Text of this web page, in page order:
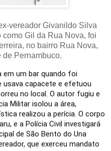
vereador Givanildo Silva
Gil da Rua Nova, foi
no bairro Rua Nova,
de Pernambuco.
em um bar quando foi
usava capacete e efetuou
no local. O autor fugiu e
Militar isolou a área,
realizou a perícia. O corpo
e a Polícia Civil investigará
de São Bento do Una
que exerceu mandato